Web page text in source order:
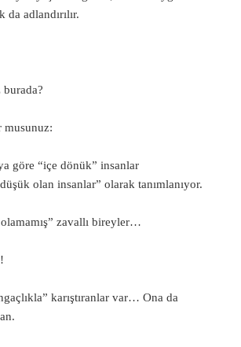
adlandırılır.
göre “içe dönük” insanlar
olan insanlar” olarak tanımlanıyor.
zavallı bireyler…
karıştıranlar var… Ona da